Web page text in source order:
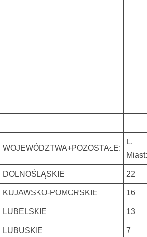
WOJEWÓDZTWA+POZOSTAŁE:
L.
Miast:
DOLNOŚLĄSKIE 22
KUJAWSKO-POMORSKIE 16
LUBELSKIE 13
LUBUSKIE 7